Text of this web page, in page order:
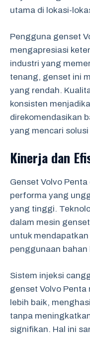
utama di lokasi-
Pengguna genset
mengapresiasi
industri yang
tenang, genset ini
yang rendah.
konsisten
direkomendasikan
yang mencari
Kinerja dan
Genset Volvo
performa yang
yang tinggi.
dalam mesin
untuk
penggunaan
Sistem injeksi
genset Volvo
lebih baik,
tanpa
signifikan. Hal ini